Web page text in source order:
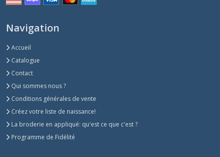
Navigation
Accueil
Catalogue
Contact
Qui sommes nous ?
Conditions générales de vente
Créez votre liste de naissance!
La broderie en appliqué: qu'est ce que c'est ?
Programme de Fidélité